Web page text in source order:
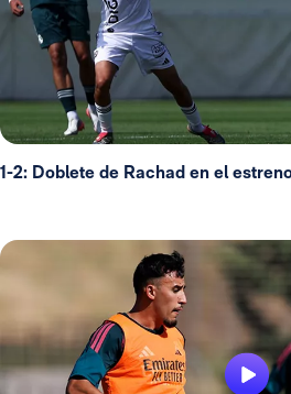
1-2: Doblete de Rachad en el